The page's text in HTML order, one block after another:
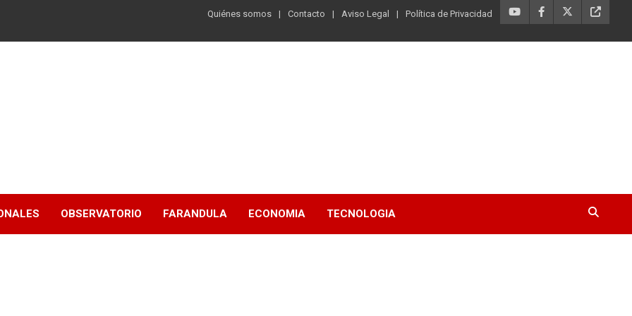
Quiénes somos Contacto Aviso Legal Política de Privacidad
OBSERVATORIO FARANDULA ECONOMIA TECNOLOGIA